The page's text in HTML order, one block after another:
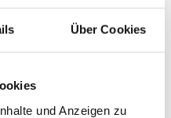
Über Cookies
und Anzeigen zu
gekennzeichnet. Sie
Bewegungen der
stellt eine vom
kann am